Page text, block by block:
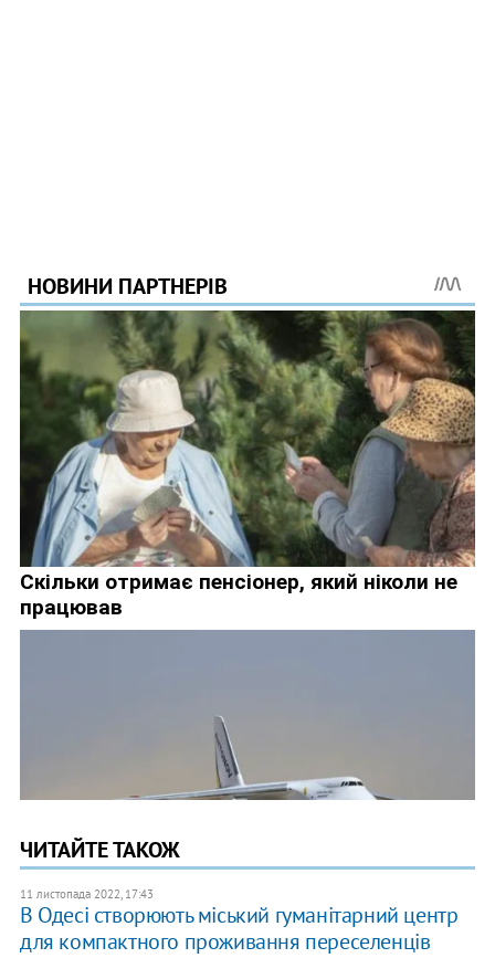
ЧИТАЙТЕ ТАКОЖ
11 листопада 2022, 17:43
В Одесі створюють міський гуманітарний центр
для компактного проживання переселенців